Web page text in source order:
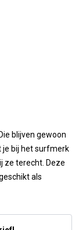
blijven gewoon
je bij het surfmerk
ze terecht. Deze
als